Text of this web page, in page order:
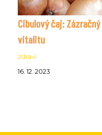
Cibulový čaj:
vitalitu
zdraví
16. 12. 2023